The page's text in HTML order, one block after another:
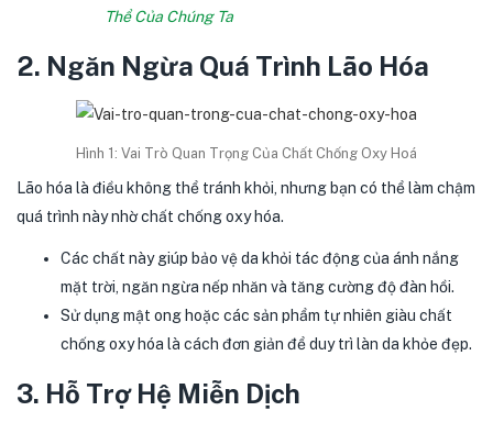
Thể Của Chúng Ta
2. Ngăn Ngừa Quá Trình Lão Hóa
Hình 1: Vai Trò Quan Trọng Của Chất Chống Oxy Hoá
Lão hóa là điều không thể tránh khỏi, nhưng bạn có thể làm chậm
quá trình này nhờ chất chống oxy hóa.
Các chất này giúp bảo vệ da khỏi tác động của ánh nắng
mặt trời, ngăn ngừa nếp nhăn và tăng cường độ đàn hồi.
Sử dụng mật ong hoặc các sản phẩm tự nhiên giàu chất
chống oxy hóa là cách đơn giản để duy trì làn da khỏe đẹp.
3. Hỗ Trợ Hệ Miễn Dịch